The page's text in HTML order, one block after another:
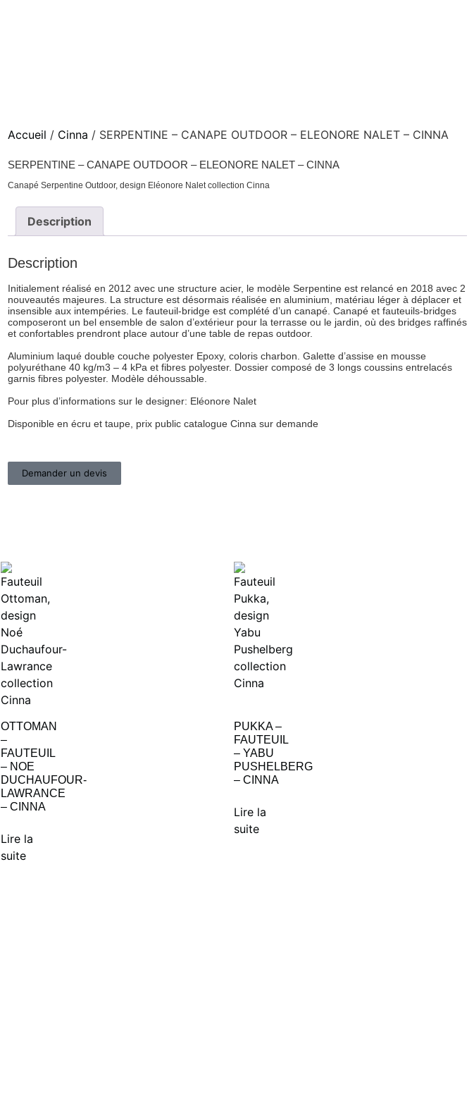
Accueil / Cinna / SERPENTINE – CANAPE OUTDOOR – ELEONORE NALET – CINNA
SERPENTINE – CANAPE OUTDOOR – ELEONORE NALET – CINNA
Canapé Serpentine Outdoor, design Eléonore Nalet collection Cinna
Description
Description
Initialement réalisé en 2012 avec une structure acier, le modèle Serpentine est relancé en 2018 avec 2
nouveautés majeures. La structure est désormais réalisée en aluminium, matériau léger à déplacer et
insensible aux intempéries. Le fauteuil-bridge est complété d’un canapé. Canapé et fauteuils-bridges
composeront un bel ensemble de salon d’extérieur pour la terrasse ou le jardin, où des bridges raffinés
et confortables prendront place autour d’une table de repas outdoor.
Aluminium laqué double couche polyester Epoxy, coloris charbon. Galette d’assise en mousse
polyuréthane 40 kg/m3 – 4 kPa et fibres polyester. Dossier composé de 3 longs coussins entrelacés
garnis fibres polyester. Modèle déhoussable.
Pour plus d’informations sur le designer: Eléonore Nalet
Disponible en écru et taupe, prix public catalogue Cinna sur demande
Demander un devis
OTTOMAN
–
FAUTEUIL
– NOE
DUCHAUFOUR-
LAWRANCE
– CINNA
Lire la
suite
PUKKA –
FAUTEUIL
– YABU
PUSHELBERG
– CINNA
Lire la
suite